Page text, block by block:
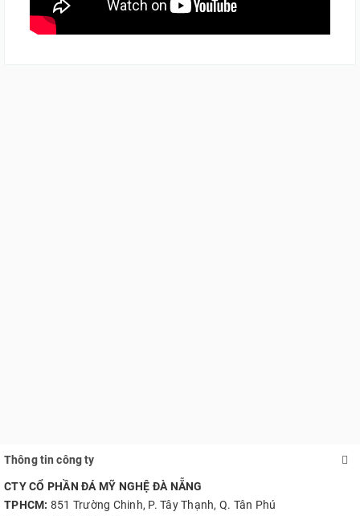
Thông tin công ty
CTY CỔ PHẦN ĐÁ MỸ NGHỆ ĐÀ NẴNG
TPHCM: 851 Trường Chinh, P. Tây Thạnh, Q. Tân Phú